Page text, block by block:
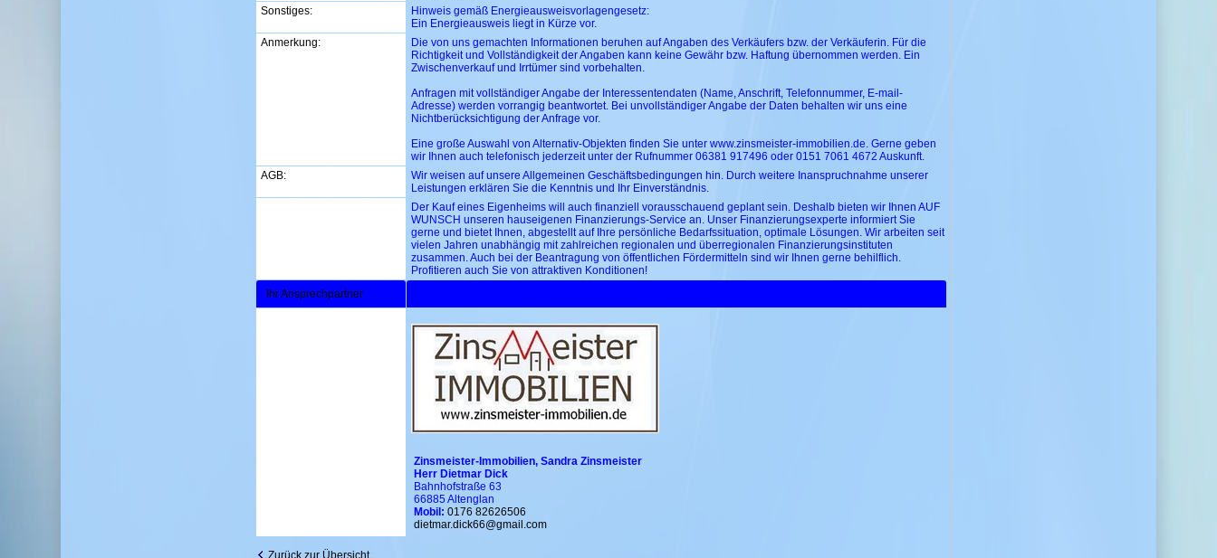
Sonstiges:
Hinweis gemäß Energieausweisvorlagengesetz:
Ein Energieausweis liegt in Kürze vor.
Anmerkung:
Die von uns gemachten Informationen beruhen auf Angaben des Verkäufers bzw. der Verkäuferin. Für die
Richtigkeit und Vollständigkeit der Angaben kann keine Gewähr bzw. Haftung übernommen werden. Ein
Zwischenverkauf und Irrtümer sind vorbehalten.
Anfragen mit vollständiger Angabe der Interessentendaten (Name, Anschrift, Telefonnummer, E-mail-
Adresse) werden vorrangig beantwortet. Bei unvollständiger Angabe der Daten behalten wir uns eine
Nichtberücksichtigung der Anfrage vor.
Eine große Auswahl von Alternativ-Objekten finden Sie unter www.zinsmeister-immobilien.de. Gerne geben
wir Ihnen auch telefonisch jederzeit unter der Rufnummer 06381 917496 oder 0151 7061 4672 Auskunft.
AGB:
Wir weisen auf unsere Allgemeinen Geschäftsbedingungen hin. Durch weitere Inanspruchnahme unserer
Leistungen erklären Sie die Kenntnis und Ihr Einverständnis.
Der Kauf eines Eigenheims will auch finanziell vorausschauend geplant sein. Deshalb bieten wir Ihnen AUF
WUNSCH unseren hauseigenen Finanzierungs-Service an. Unser Finanzierungsexperte informiert Sie
gerne und bietet Ihnen, abgestellt auf Ihre persönliche Bedarfssituation, optimale Lösungen. Wir arbeiten seit
vielen Jahren unabhängig mit zahlreichen regionalen und überregionalen Finanzierungsinstituten
zusammen. Auch bei der Beantragung von öffentlichen Fördermitteln sind wir Ihnen gerne behilflich.
Profitieren auch Sie von attraktiven Konditionen!
Ihr Ansprechpartner
Zinsmeister-Immobilien, Sandra Zinsmeister
Herr Dietmar Dick
Bahnhofstraße 63
66885 Altenglan
Mobil: 0176 82626506
dietmar.dick66@gmail.com
Zurück zur Übersicht